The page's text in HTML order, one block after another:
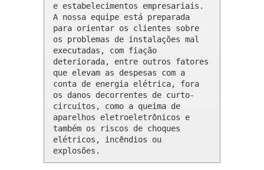
e estabelecimentos empresariais.
A nossa equipe está preparada
para orientar os clientes sobre
os problemas de instalações mal
executadas, com fiação
deteriorada, entre outros fatores
que elevam as despesas com a
conta de energia elétrica, fora
os danos decorrentes de curto-
circuitos, como a queima de
aparelhos eletroeletrônicos e
também os riscos de choques
elétricos, incêndios ou
explosões.